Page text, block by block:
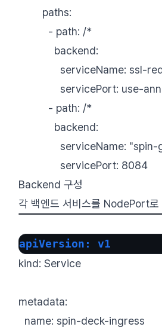
paths:
- path: /*
backend:
serviceName: ssl-
servicePort: use-
- path: /*
backend:
serviceName: "spin-
servicePort: 8084
Backend 구성
각 백엔드 서비스를 NodePort로
apiVersion: v1
kind: Service
metadata:
name: spin-deck-ingress